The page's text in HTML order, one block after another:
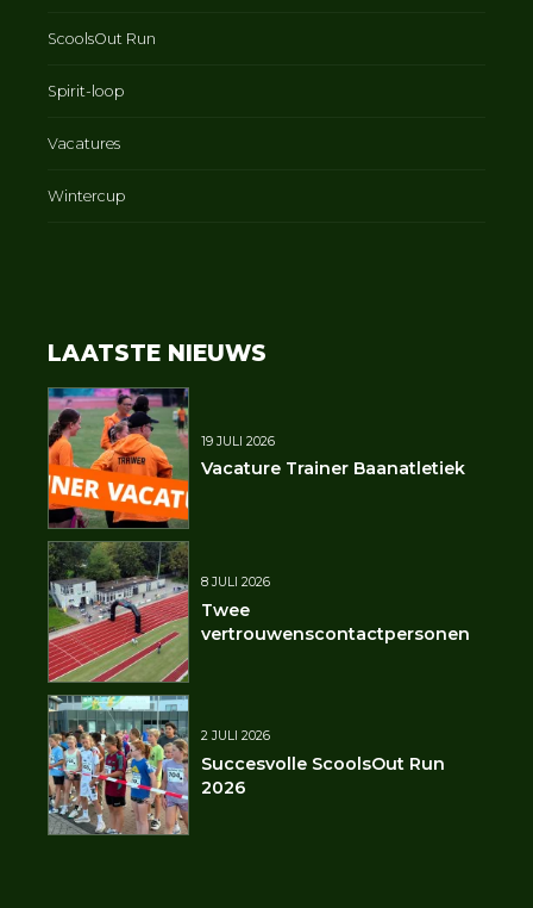
ScoolsOut Run
Spirit-loop
Vacatures
Wintercup
LAATSTE NIEUWS
19 JULI 2026
Vacature Trainer Baanatletiek
8 JULI 2026
Twee
vertrouwenscontactpersonen
2 JULI 2026
Succesvolle ScoolsOut Run
2026